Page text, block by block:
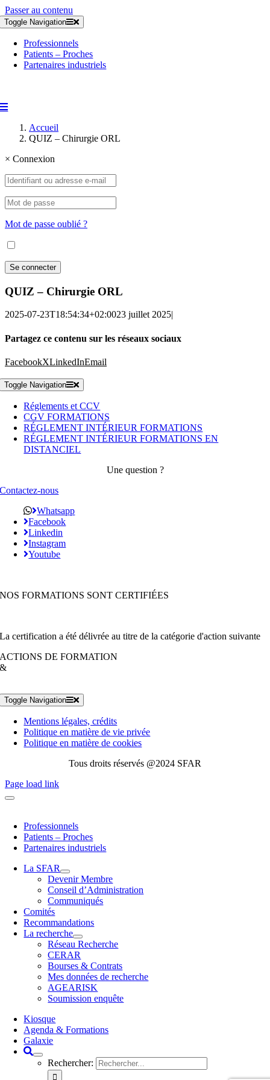
Passer au contenu
Toggle Navigation
Professionnels
Patients – Proches
Partenaires industriels
Accueil
QUIZ – Chirurgie ORL
× Connexion
Mot de passe oublié ?
QUIZ – Chirurgie ORL
2025-07-23T18:54:34+02:0023 juillet 2025|
Partagez ce contenu sur les réseaux sociaux
FacebookXLinkedInEmail
Toggle Navigation
Réglements et CCV
CGV FORMATIONS
RÉGLEMENT INTÉRIEUR FORMATIONS
RÉGLEMENT INTÉRIEUR FORMATIONS EN
DISTANCIEL
Une question ?
Contactez-nous
Whatsapp
Facebook
Linkedin
Instagram
Youtube
NOS FORMATIONS SONT CERTIFIÉES
La certification a été délivrée au titre de la catégorie d'action suivante
ACTIONS DE FORMATION
&
Toggle Navigation
Mentions légales, crédits
Politique en matière de vie privée
Politique en matière de cookies
Tous droits réservés @2024 SFAR
Page load link
Professionnels
Patients – Proches
Partenaires industriels
La SFAR
Devenir Membre
Conseil d’Administration
Communiqués
Comités
Recommandations
La recherche
Réseau Recherche
CERAR
Bourses & Contrats
Mes données de recherche
AGEARISK
Soumission enquête
Kiosque
Agenda & Formations
Galaxie
Rechercher: